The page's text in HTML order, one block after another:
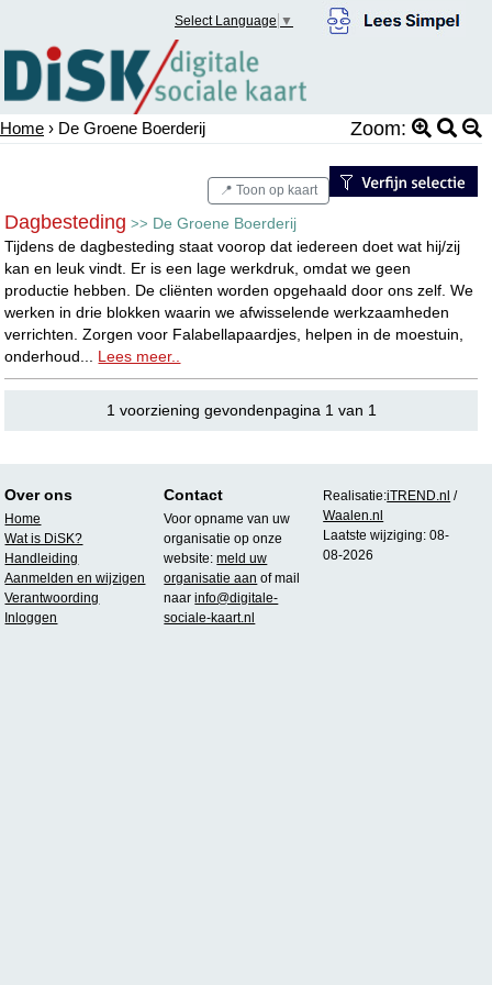
Select Language ▼
Home › De Groene Boerderij Zoom:
📍 Toon op kaart
Dagbesteding >> De Groene Boerderij
Tijdens de dagbesteding staat voorop dat iedereen doet wat hij/zij
kan en leuk vindt. Er is een lage werkdruk, omdat we geen
productie hebben. De cliënten worden opgehaald door ons zelf. We
werken in drie blokken waarin we afwisselende werkzaamheden
verrichten. Zorgen voor Falabellapaardjes, helpen in de moestuin,
onderhoud... Lees meer..
1 voorziening gevondenpagina 1 van 1
Over ons
Home
Wat is DiSK?
Handleiding
Aanmelden en wijzigen
Verantwoording
Inloggen
Contact
Voor opname van uw
organisatie op onze
website:meld uw
organisatie aan of mail
naarinfo@digitale-
sociale-kaart.nl
Realisatie:iTREND.nl /
Waalen.nl
Laatste wijziging: 08-
08-2026